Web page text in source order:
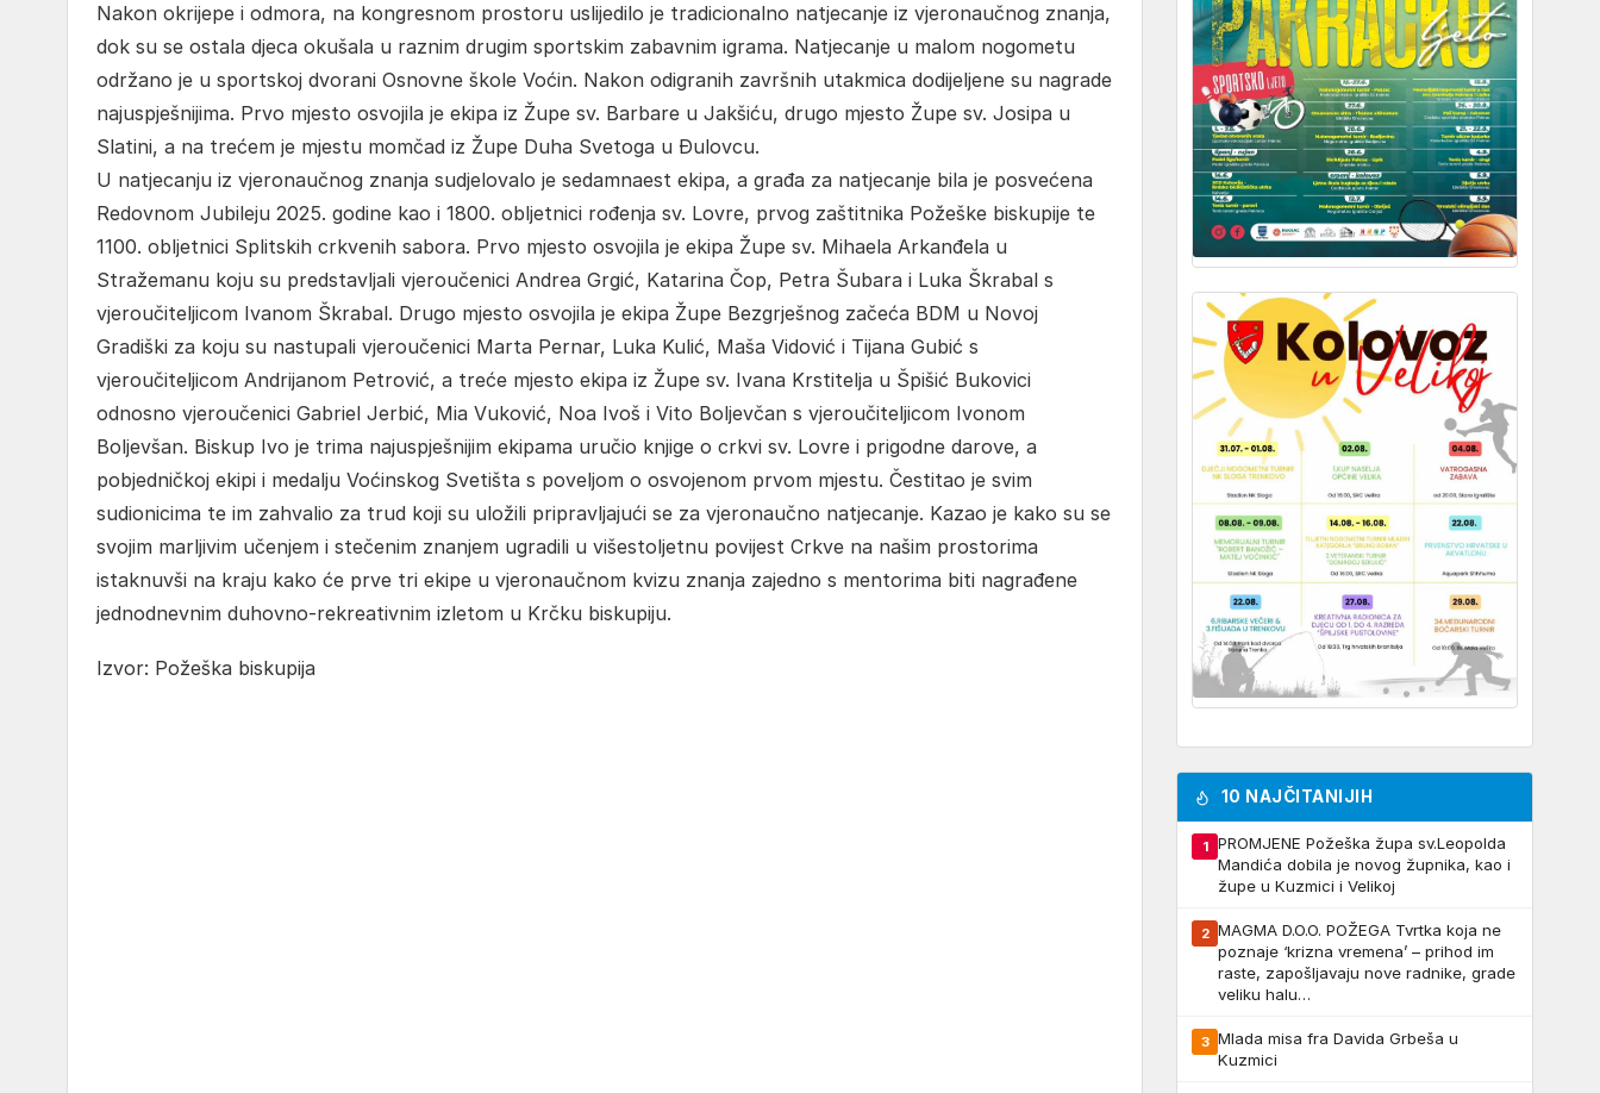
Nakon okrijepe i odmora, na kongresnom prostoru uslijedilo je tradicionalno natjecanje iz vjeronaučnog znanja,
dok su se ostala djeca okušala u raznim drugim sportskim zabavnim igrama. Natjecanje u malom nogometu
održano je u sportskoj dvorani Osnovne škole Voćin. Nakon odigranih završnih utakmica dodijeljene su nagrade
najuspješnijima. Prvo mjesto osvojila je ekipa iz Župe sv. Barbare u Jakšiću, drugo mjesto Župe sv. Josipa u
Slatini, a na trećem je mjestu momčad iz Župe Duha Svetoga u Đulovcu.
U natjecanju iz vjeronaučnog znanja sudjelovalo je sedamnaest ekipa, a građa za natjecanje bila je posvećena
Redovnom Jubileju 2025. godine kao i 1800. obljetnici rođenja sv. Lovre, prvog zaštitnika Požeške biskupije te
1100. obljetnici Splitskih crkvenih sabora. Prvo mjesto osvojila je ekipa Župe sv. Mihaela Arkanđela u
Stražemanu koju su predstavljali vjeroučenici Andrea Grgić, Katarina Čop, Petra Šubara i Luka Škrabal s
vjeroučiteljicom Ivanom Škrabal. Drugo mjesto osvojila je ekipa Župe Bezgrješnog začeća BDM u Novoj
Gradiški za koju su nastupali vjeroučenici Marta Pernar, Luka Kulić, Maša Vidović i Tijana Gubić s
vjeroučiteljicom Andrijanom Petrović, a treće mjesto ekipa iz Župe sv. Ivana Krstitelja u Špišić Bukovici
odnosno vjeroučenici Gabriel Jerbić, Mia Vuković, Noa Ivoš i Vito Boljevčan s vjeroučiteljicom Ivonom
Boljevšan. Biskup Ivo je trima najuspješnijim ekipama uručio knjige o crkvi sv. Lovre i prigodne darove, a
pobjedničkoj ekipi i medalju Voćinskog Svetišta s poveljom o osvojenom prvom mjestu. Čestitao je svim
sudionicima te im zahvalio za trud koji su uložili pripravljajući se za vjeronaučno natjecanje. Kazao je kako su se
svojim marljivim učenjem i stečenim znanjem ugradili u višestoljetnu povijest Crkve na našim prostorima
istaknuvši na kraju kako će prve tri ekipe u vjeronaučnom kvizu znanja zajedno s mentorima biti nagrađene
jednodnevnim duhovno-rekreativnim izletom u Krčku biskupiju.
Izvor: Požeška biskupija
10 NAJČITANIJIH
1
PROMJENE Požeška župa sv.Leopolda
Mandića dobila je novog župnika, kao i
župe u Kuzmici i Velikoj
2 MAGMA D.O.O. POŽEGA Tvrtka koja ne
poznaje ‘krizna vremena’ – prihod im
raste, zapošljavaju nove radnike, grade
veliku halu…
3 Mlada misa fra Davida Grbeša u
Kuzmici